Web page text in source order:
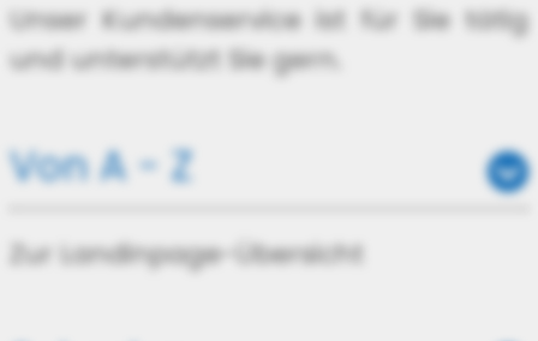
Unser Kundenservice ist für Sie tätig
und unterstützt Sie gern.
Von A - Z
Zur Landinpage-Übersicht